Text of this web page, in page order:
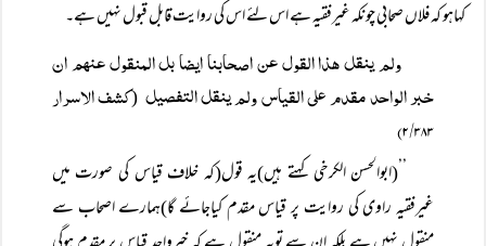
کہاہو کہ فلاں صحابی چونکہ غیرفقیہ ہے اس لئے اس کی روایت قابل قبول نہیں ہے۔
ولم ینقل ھذا القول عن اصحابنا ایضا بل المنقول عنھم ان
خبر الواحد مقدم علی القیاس ولم ینقل التفصیل (کشف الاسرار
۲/۳۸۳)
’’(ابوالحسن الکرخی کہتے ہیں)یہ قول(کہ خلاف قیاس کی صورت میں
غیرفقیہ راوی کی روایت پر قیاس مقدم کیاجائے گا)ہمارے اصحاب سے